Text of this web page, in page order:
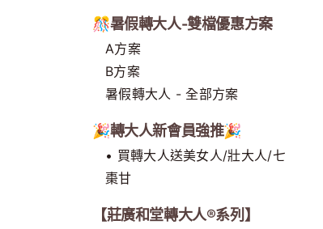
🎊暑假轉大人-雙檔優惠方案
A方案
B方案
暑假轉大人 - 全部方案
🎉轉大人新會員強推🎉
• 買轉大人送美女人/壯大人/七
棗甘
【莊廣和堂轉大人®系列】